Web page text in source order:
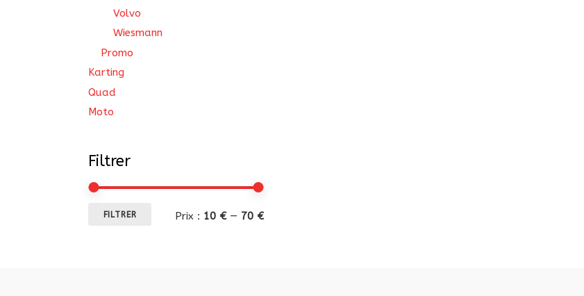
Volvo
Wiesmann
Promo
Karting
Quad
Moto
Filtrer
Prix
Prix
FILTRER Prix : 10 €— 70 €